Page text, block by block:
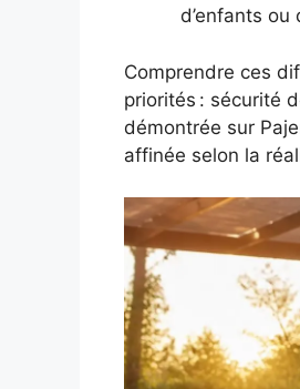
d’enfants ou
Comprendre ces
priorités : sécurité
démontrée sur
affinée selon la